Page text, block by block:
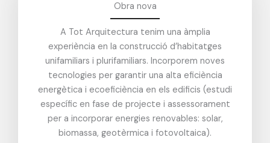
Obra nova
A Tot Arquitectura tenim una àmplia
experiència en la construcció d’habitatges
unifamiliars i plurifamiliars. Incorporem noves
tecnologies per garantir una alta eficiència
energètica i ecoeficiència en els edificis (estudi
específic en fase de projecte i assessorament
per a incorporar energies renovables: solar,
biomassa, geotèrmica i fotovoltaica).